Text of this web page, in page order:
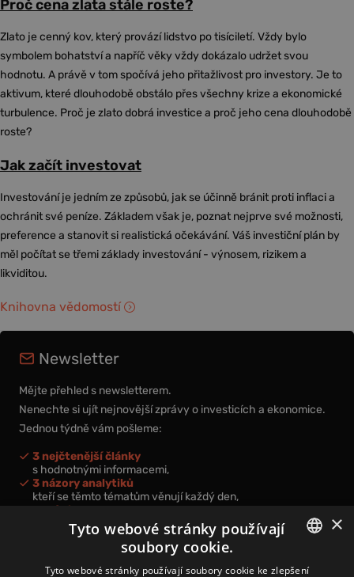
Proč cena zlata stále roste?
Zlato je cenný kov, který provází lidstvo po tisíciletí. Vždy bylo
symbolem bohatství a napříč věky vždy dokázalo udržet svou
hodnotu. A právě v tom spočívá jeho přitažlivost pro investory. Je to
aktivum, které dlouhodobě obstálo přes všechny krize a ekonomické
turbulence. Proč je zlato dobrá investice a proč jeho cena dlouhodobě
roste?
Jak začít investovat
Investování je jedním ze způsobů, jak se účinně bránit proti inflaci a
ochránit své peníze. Základem však je, poznat nejprve své možnosti,
preference a stanovit si realistická očekávání. Váš investiční plán by
měl počítat se třemi základy investování - výnosem, rizikem a
likviditou.
Knihovna vědomostí
Newsletter
Mějte přehled s newsletterem.
Nenechte si ujít nejnovější zprávy o investicích a ekonomice.
Jednou týdně vám pošleme:
3 nejčtenější články
s hodnotnými informacemi,
3 názory analytiků
kteří se těmto tématům věnují každý den,
nová videa a podcasty
k prohloubení vašich znalostí.
CZECH
×
Tyto webové stránky používají
soubory cookie.
Tyto webové stránky používají soubory cookie ke zlepšení